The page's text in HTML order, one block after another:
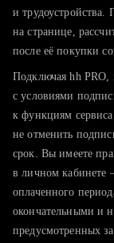
тратите
хотите
и
на странице,
после её покупки
Подключая hh PRO,
с условиями
к функциям
не отменить
срок. Вы имеете
в личном кабинете
оплаченного
окончательными и
предусмотренных